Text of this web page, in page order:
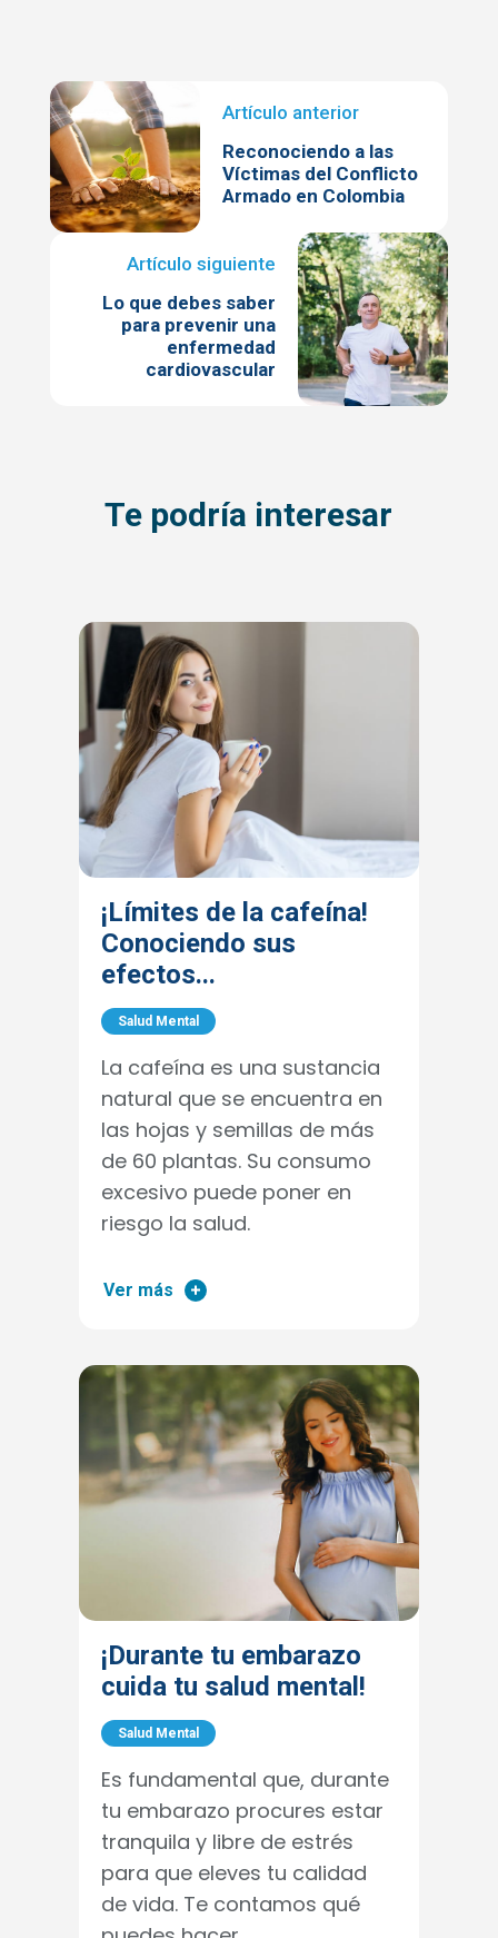
Reconociendo a las
Víctimas del Conflicto
Armado en Colombia
Lo que debes saber
para prevenir una
enfermedad
cardiovascular
Te podría interesar
¡Límites de la cafeína!
Conociendo sus
efectos...
Salud Mental
La cafeína es una sustancia
natural que se encuentra en
las hojas y semillas de más
de 60 plantas. Su consumo
excesivo puede poner en
riesgo la salud.
Ver más
¡Durante tu embarazo
cuida tu salud mental!
Salud Mental
Es fundamental que, durante
tu embarazo procures estar
tranquila y libre de estrés
para que eleves tu calidad
de vida. Te contamos qué